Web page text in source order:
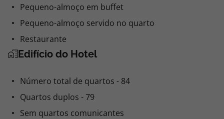
Pequeno-almoço em buffet
Pequeno-almoço servido no quarto
Restaurante
Edifício do Hotel
Número total de quartos - 84
Quartos duplos - 79
Sem quartos comunicantes